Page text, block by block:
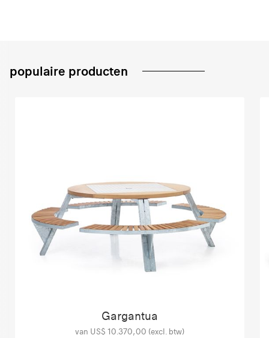
populaire producten
Gargantua
van US$ 10.370,00 (excl. btw)